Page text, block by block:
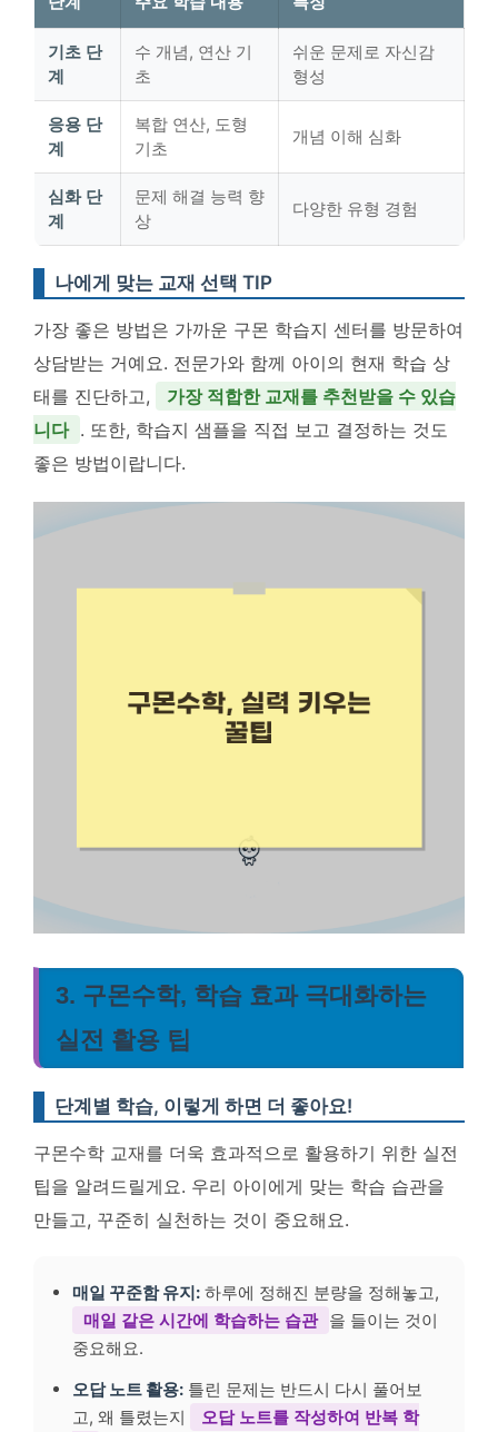
기초 단
계
수 개념, 연산 기
초
쉬운 문제로 자신감
형성
응용 단
계
복합 연산, 도형
기초
개념 이해 심화
심화 단
계
문제 해결 능력 향
상
다양한 유형 경험
나에게 맞는 교재 선택 TIP
가장 좋은 방법은 가까운 구몬 학습지 센터를 방문하여
상담받는 거예요. 전문가와 함께 아이의 현재 학습 상
태를 진단하고,
가장 적합한 교재를 추천받을 수 있습
니다 . 또한, 학습지 샘플을 직접 보고 결정하는 것도
좋은 방법이랍니다.
3. 구몬수학, 학습 효과 극대화하는
실전 활용 팁
단계별 학습, 이렇게 하면 더 좋아요!
구몬수학 교재를 더욱 효과적으로 활용하기 위한 실전
팁을 알려드릴게요. 우리 아이에게 맞는 학습 습관을
만들고, 꾸준히 실천하는 것이 중요해요.
매일 꾸준함 유지: 하루에 정해진 분량을 정해놓고,
매일 같은 시간에 학습하는 습관 을 들이는 것이
중요해요.
오답 노트 활용: 틀린 문제는 반드시 다시 풀어보
고, 왜 틀렸는지
오답 노트를 작성하여 반복 학